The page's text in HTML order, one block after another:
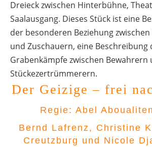
Dreieck zwischen Hinterbühne,
Saalausgang. Dieses Stück ist eine
der besonderen Beziehung
und Zuschauern, eine Beschreibung
Grabenkämpfe zwischen Bewahrern
Stückezertrümmerern.
Der Geizige – frei
Regie: Abel
Bernd Lafrenz, Christine
Creutzburg und Nicole